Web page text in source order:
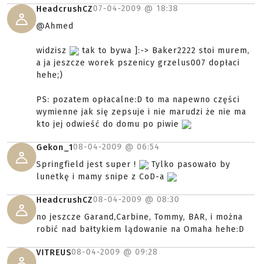
HeadcrushCZ07-04-2009 @ 18:38
@Ahmed
widzisz
tak to bywa ]:-> Baker2222 stoi murem,
a ja jeszcze worek pszenicy grzelus007 dopłaci
hehe;)
PS: pozatem opłacalne:D to ma napewno części
wymienne jak się zepsuje i nie marudzi że nie ma
kto jej odwieść do domu po piwie
Gekon_108-04-2009 @ 06:54
Springfield jest super !
Tylko pasowało by
lunetkę i mamy snipe z CoD-a
HeadcrushCZ08-04-2009 @ 08:30
no jeszcze Garand,Carbine, Tommy, BAR, i można
robić nad bałtykiem lądowanie na Omaha hehe:D
VITREUS08-04-2009 @ 09:28